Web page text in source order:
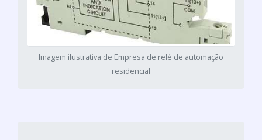
Imagem ilustrativa de Empresa de relé de automação
residencial